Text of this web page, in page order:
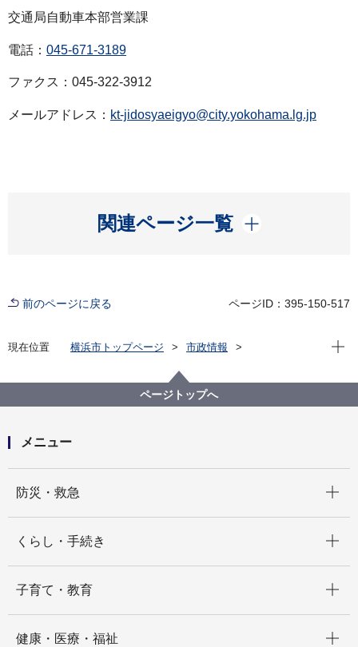
交通局自動車本部営業課
電話： 045-671-3189
ファクス：045-322-3912
メールアドレス： kt-jidosyaeigyo@city.yokohama.lg.jp
関連ページ一覧
開く
前のページに戻る ページID：395-150-517
現在位置 横浜市トップページ
市政情報
市営バスで貨客混載事業の実証実験を始めます。
現在
ページトップへ
メニュー
防災・救急
くらし・手続き
子育て・教育
健康・医療・福祉